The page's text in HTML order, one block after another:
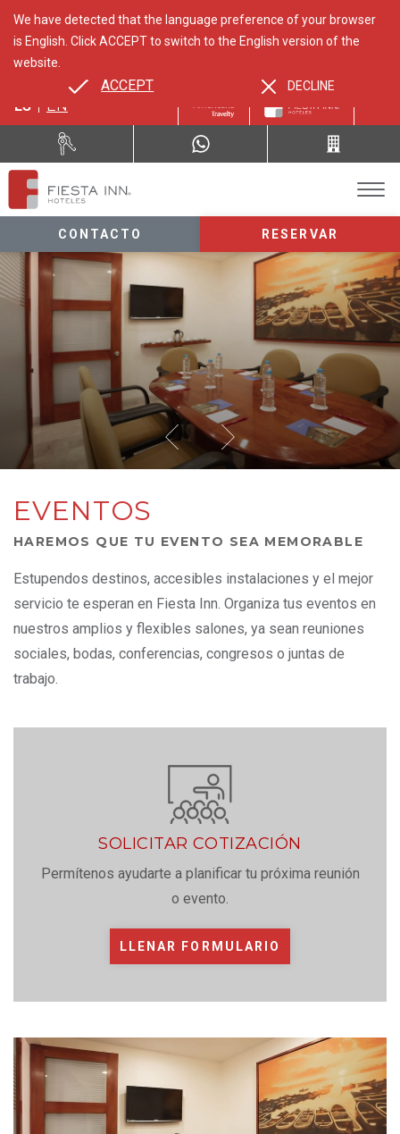
ES EN
CONTACTO RESERVAR
We have detected that the language preference of your browser
is English. Click ACCEPT to switch to the English version of the
website.
ACCEPT DECLINE
EVENTOS
HAREMOS QUE TU EVENTO SEA MEMORABLE
Estupendos destinos, accesibles instalaciones y el mejor
servicio te esperan en Fiesta Inn. Organiza tus eventos en
nuestros amplios y flexibles salones, ya sean reuniones
sociales, bodas, conferencias, congresos o juntas de
trabajo.
SOLICITAR COTIZACIÓN
Permítenos ayudarte a planificar tu próxima reunión
o evento.
LLENAR FORMULARIO